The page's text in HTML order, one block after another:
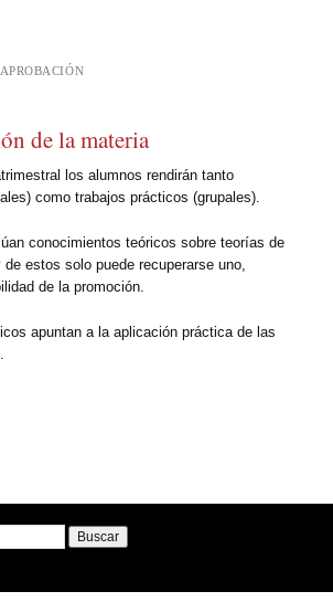
de la materia
los alumnos rendirán tanto
como trabajos prácticos (grupales).
conocimientos teóricos sobre teorías de
estos solo puede recuperarse uno,
de la promoción.
apuntan a la aplicación práctica de las